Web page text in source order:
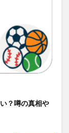
？噂の真相や